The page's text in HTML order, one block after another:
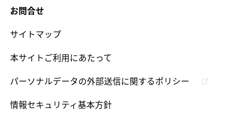
お問合せ
サイトマップ
本サイトご利用にあたって
パーソナルデータの外部送信に関するポリシー
情報セキュリティ基本方針